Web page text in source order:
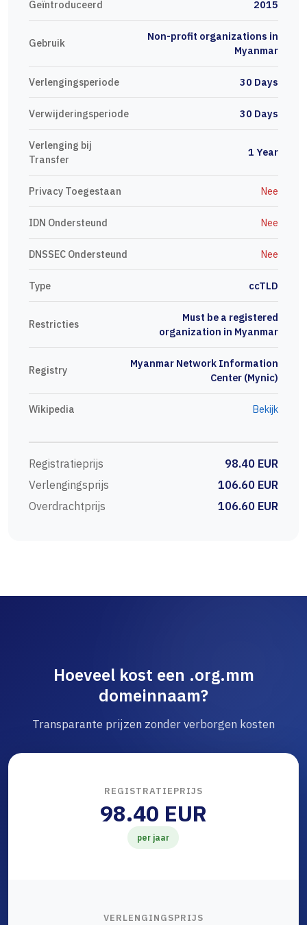
Geïntroduceerd 2015
Gebruik
Non-profit organizations in
Myanmar
Verlengingsperiode 30 Days
Verwijderingsperiode 30 Days
Verlenging bij
Transfer
1 Year
Privacy Toegestaan Nee
IDN Ondersteund Nee
DNSSEC Ondersteund Nee
Type ccTLD
Restricties
Must be a registered
organization in Myanmar
Registry
Myanmar Network Information
Center (Mynic)
Wikipedia Bekijk
Registratieprijs
98.40 EUR
Verlengingsprijs
106.60 EUR
Overdrachtprijs
106.60 EUR
Hoeveel kost een .org.mm
domeinnaam?
Transparante prijzen zonder verborgen kosten
REGISTRATIEPRIJS
98.40 EUR
per jaar
VERLENGINGSPRIJS